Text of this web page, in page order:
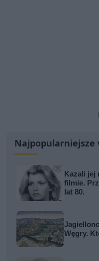
Najpopularniejsze
Kazali jej
filmie.
lat 80.
Węgry.